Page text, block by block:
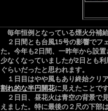
毎年恒例となっている煙火分補
２日間とも台風15号の影響でフ
た。今年も2日間、一昨年から設
少なくなっていましたが2日とも
ぐらいだったと思われます。
１日目はやや風もあり終始クリ
割れ的な半円開花に見えたことで
２日目、昼花火は青空の背景で
えました。特に最後の２尺の下部